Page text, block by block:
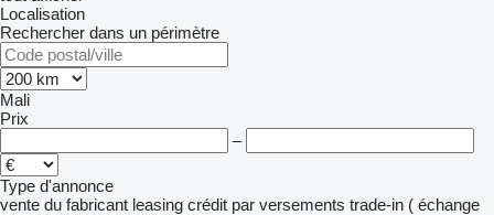
Localisation
Rechercher dans un périmètre
Mali
Prix
–
Type d'annonce
vente du fabricant leasing crédit par versements trade-in ( échange